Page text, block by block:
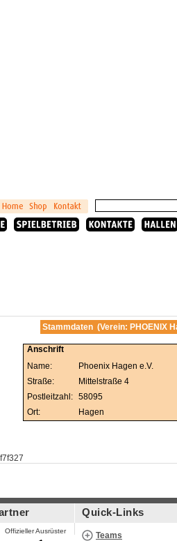
Stammdaten (Verein: PHOENIX
Anschrift
Name:
Phoenix Hagen e.V.
Straße:
Mittelstraße 4
Postleitzahl: 58095
Ort:
Hagen
Offizieller Ausrüster
Quick-Links
Teams